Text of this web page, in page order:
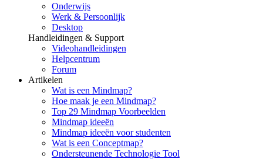
Onderwijs
Werk & Persoonlijk
Desktop
Handleidingen & Support
Videohandleidingen
Helpcentrum
Forum
Artikelen
Wat is een Mindmap?
Hoe maak je een Mindmap?
Top 29 Mindmap Voorbeelden
Mindmap ideeën
Mindmap ideeën voor studenten
Wat is een Conceptmap?
Ondersteunende Technologie Tool